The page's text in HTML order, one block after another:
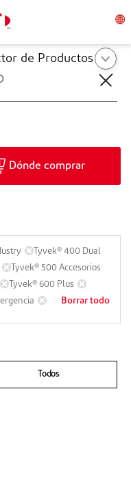
de Productos
Dónde comprar
Tyvek® 400 Dual
Tyvek® 500 Accesorios
Tyvek® 600 Plus
Borrar todo
Todos